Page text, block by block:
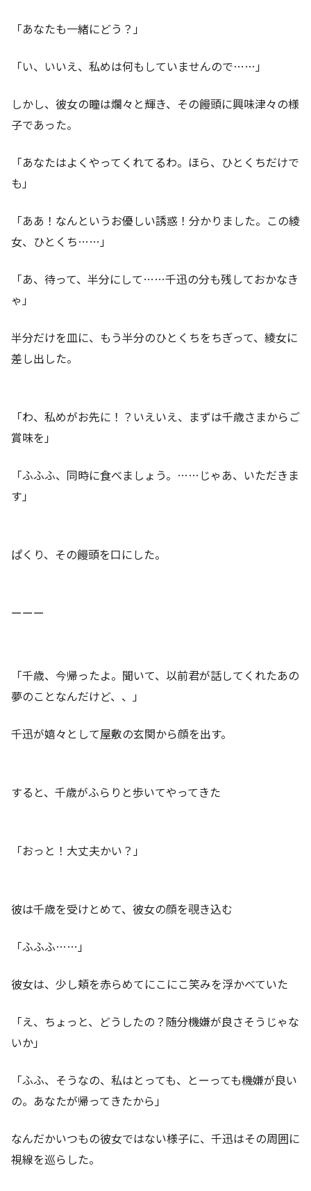
「あなたも一緒にどう？」
「い、いいえ、私めは何もしていませんので……」
しかし、彼女の瞳は爛々と輝き、その饅頭に興味津々の様
子であった。
「あなたはよくやってくれてるわ。ほら、ひとくちだけで
も」
「ああ！なんというお優しい誘惑！分かりました。この綾
女、ひとくち……」
「あ、待って、半分にして……千迅の分も残しておかなき
ゃ」
半分だけを皿に、もう半分のひとくちをちぎって、綾女に
差し出した。
「わ、私めがお先に！？いえいえ、まずは千歳さまからご
賞味を」
「ふふふ、同時に食べましょう。……じゃあ、いただきま
す」
ぱくり、その饅頭を口にした。
ーーー
「千歳、今帰ったよ。聞いて、以前君が話してくれたあの
夢のことなんだけど、、」
千迅が嬉々として屋敷の玄関から顔を出す。
すると、千歳がふらりと歩いてやってきた
「おっと！大丈夫かい？」
彼は千歳を受けとめて、彼女の顔を覗き込む
「ふふふ……」
彼女は、少し頬を赤らめてにこにこ笑みを浮かべていた
「え、ちょっと、どうしたの？随分機嫌が良さそうじゃな
いか」
「ふふ、そうなの、私はとっても、とーっても機嫌が良い
の。あなたが帰ってきたから」
なんだかいつもの彼女ではない様子に、千迅はその周囲に
視線を巡らした。